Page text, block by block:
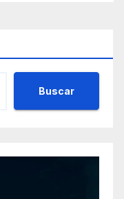
Buscar